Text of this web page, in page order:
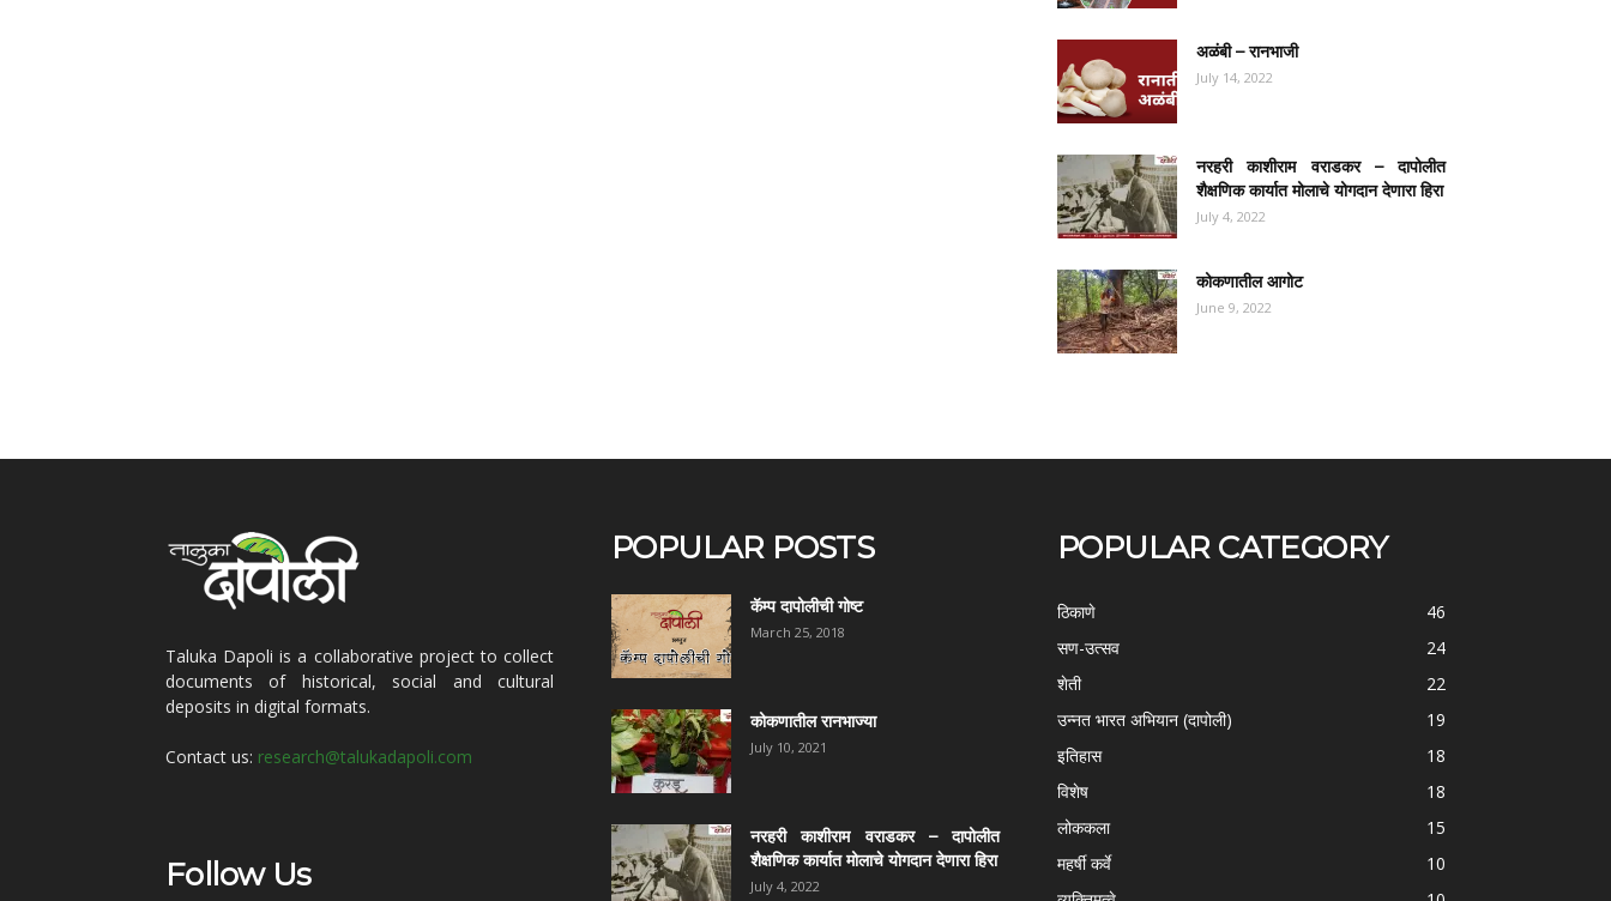
अळंबी – रानभाजी
July 14, 2022
नरहरी काशीराम वराडकर – दापोलीत
शैक्षणिक कार्यात मोलाचे योगदान देणारा हिरा
July 4, 2022
कोकणातील आगोट
June 9, 2022
Taluka Dapoli is a collaborative project to collect
documents of historical, social and cultural
deposits in digital formats.
Contact us: research@talukadapoli.com
Follow Us
POPULAR POSTS
कॅम्प दापोलीची गोष्ट
March 25, 2018
कोकणातील रानभाज्या
July 10, 2021
नरहरी काशीराम वराडकर – दापोलीत
शैक्षणिक कार्यात मोलाचे योगदान देणारा हिरा
July 4, 2022
POPULAR CATEGORY
ठिकाणे
46
सण-उत्सव
24
शेती
22
उन्नत भारत अभियान (दापोली)
19
इतिहास
18
विशेष
18
लोककला
15
महर्षी कर्वे
10